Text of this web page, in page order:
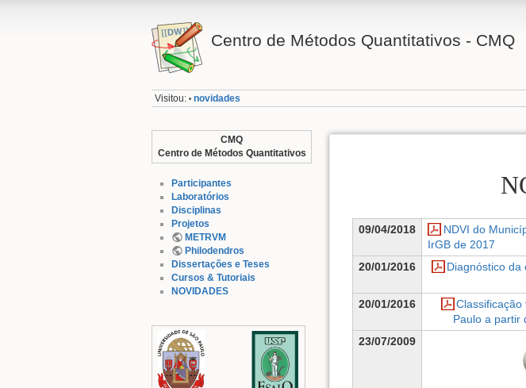
Centro de Métodos Quantitativos - CMQ
Visitou: • novidades
CMQ
Centro de Métodos Quantitativos
Participantes
Laboratórios
Disciplinas
Projetos
METRVM
Philodendros
Dissertações e Teses
Cursos & Tutoriais
NOVIDADES
09/04/2018
NDVI do
IrGB de 2017
20/01/2016
Diagnóstico
20/01/2016
Paulo a partir
23/07/2009